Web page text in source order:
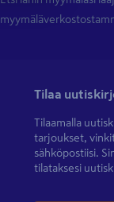
Tilaa
Tilaamalla
tarjoukset,
sähköpostiisi.
tilataksesi